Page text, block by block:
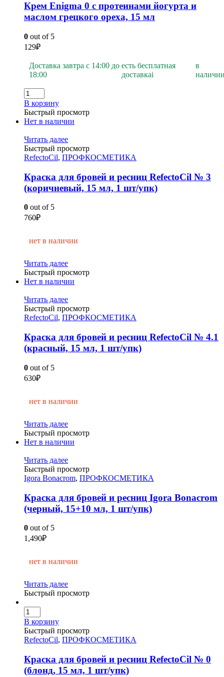
Крем Enigma 0 с протеинами йогурта и
маслом грецкого ореха, 15 мл
0 out of 5
129₽
Доставка завтра с 14:00 до
18:00
есть бесплатная
доставкаi
в
В корзину
Быстрый просмотр
Нет в наличии
Читать далее
Быстрый просмотр
RefectoCil, ПРОФКОСМЕТИКА
Краска для бровей и ресниц RefectoCil № 3
(коричневый, 15 мл, 1 шт/упк)
0 out of 5
760₽
нет в наличии
Читать далее
Быстрый просмотр
Нет в наличии
Читать далее
Быстрый просмотр
RefectoCil, ПРОФКОСМЕТИКА
Краска для бровей и ресниц RefectoCil № 4.1
(красный, 15 мл, 1 шт/упк)
0 out of 5
630₽
нет в наличии
Читать далее
Быстрый просмотр
Нет в наличии
Читать далее
Быстрый просмотр
Igora Bonacrom, ПРОФКОСМЕТИКА
Краска для бровей и ресниц Igora Bonacrom
(черный, 15+10 мл, 1 шт/упк)
0 out of 5
1,490₽
нет в наличии
Читать далее
Быстрый просмотр
В корзину
Быстрый просмотр
RefectoCil, ПРОФКОСМЕТИКА
Краска для бровей и ресниц RefectoCil № 0
(блонд, 15 мл, 1 шт/упк)